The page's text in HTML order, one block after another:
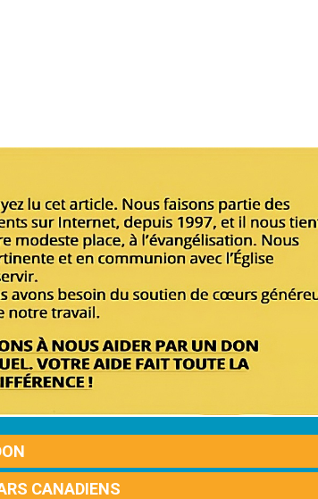
CANADIENS